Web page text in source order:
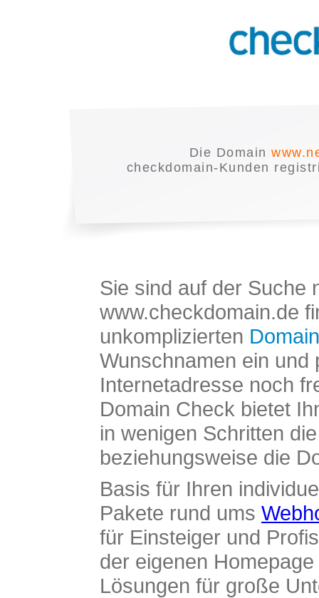
Die Domain
checkdomain-Kunden
Sie sind auf der Suche
www.checkdomain.de
unkomplizierten
Wunschnamen ein und
Internetadresse noch
Domain Check bietet
in wenigen Schritten
beziehungsweise die
Basis für Ihren
Pakete rund ums
für Einsteiger und
der eigenen
Lösungen für große